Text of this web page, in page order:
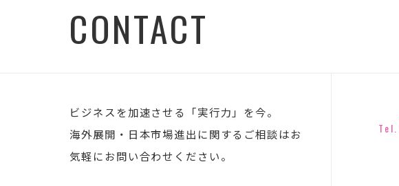
CONTACT
ビジネスを加速させる「実行力」を今。
海外展開・日本市場進出に関するご相談はお
気軽にお問い合わせください。
Tel.